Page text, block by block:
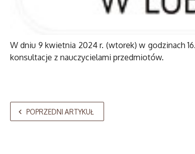
W dniu 9 kwietnia 2024 r. (wtorek) w godzinach
konsultacje z nauczycielami przedmiotów.
POPRZEDNI ARTYKUŁ